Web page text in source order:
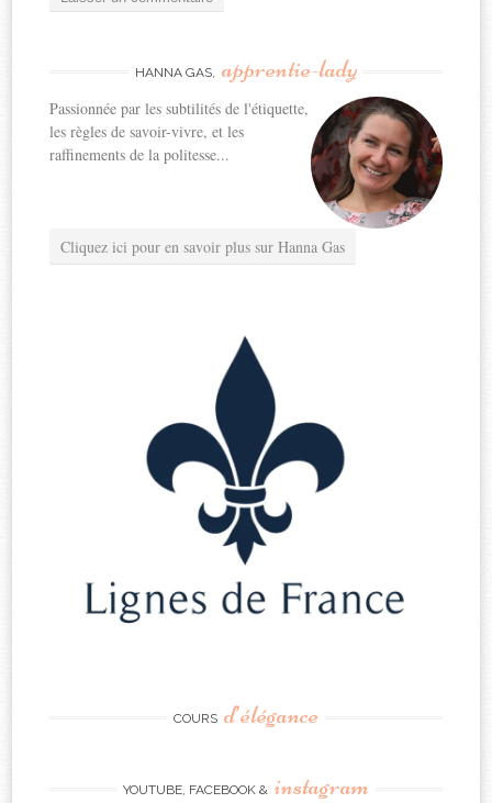
HANNA GAS, apprentie-lady
Passionnée par les subtilités de l'étiquette,
les règles de savoir-vivre, et les
raffinements de la politesse...
Cliquez ici pour en savoir plus sur Hanna Gas
COURS d’élégance
YOUTUBE, FACEBOOK & instagram